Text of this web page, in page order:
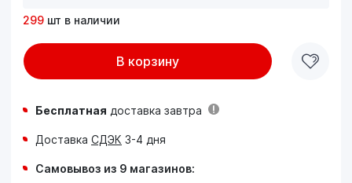
299 шт в наличии
В корзину
Бесплатная доставка завтра
Доставка СДЭК 3-4 дня
Самовывоз из 9 магазинов: